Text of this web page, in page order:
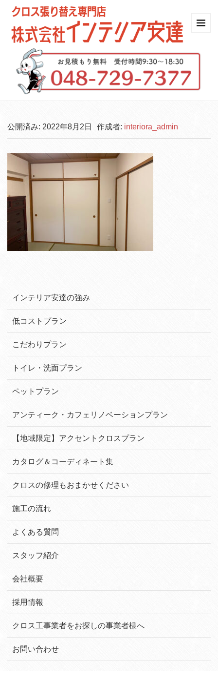
公開済み: 2022年8月2日 作成者: interiora_admin
インテリア安達の強み
低コストプラン
こだわりプラン
トイレ・洗面プラン
ペットプラン
アンティーク・カフェリノベーションプラン
【地域限定】アクセントクロスプラン
カタログ＆コーディネート集
クロスの修理もおまかせください
施工の流れ
よくある質問
スタッフ紹介
会社概要
採用情報
クロス工事業者をお探しの事業者様へ
お問い合わせ